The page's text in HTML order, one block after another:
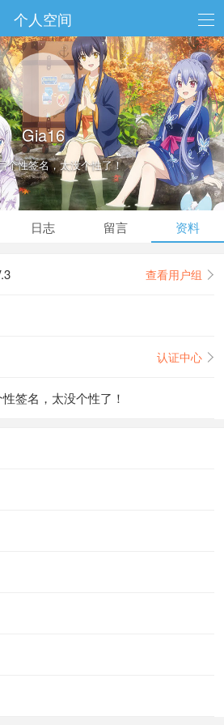
个人空间
Gia16
个性签名，太没个性了！
日志 留言 资料
查看用户组
认证中心
签名，太没个性了！